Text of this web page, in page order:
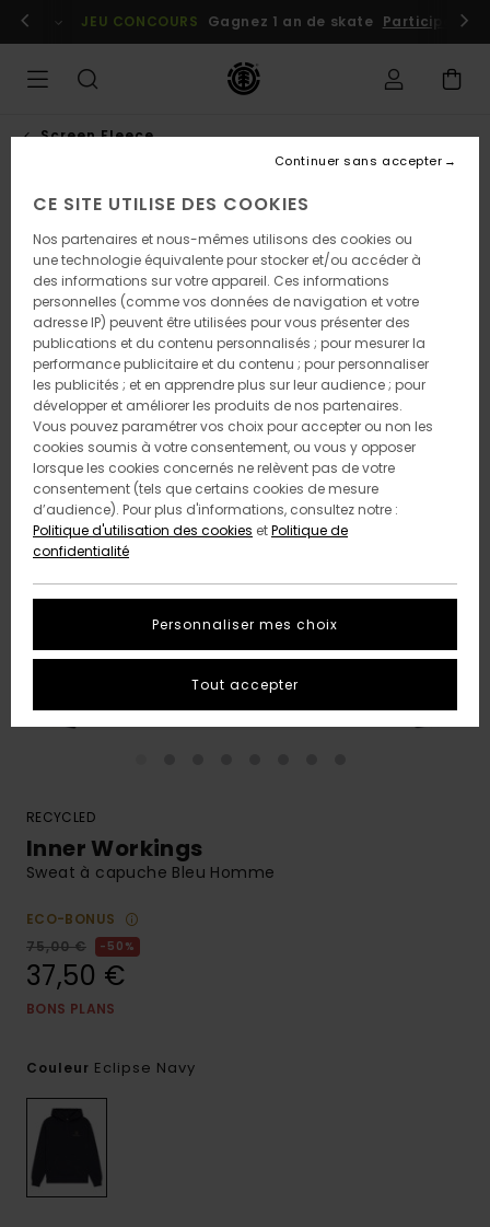
l'information
Se connecter / s'inscrire
JEU CONCOURS Gagnez 1 an de skate Participez
Screen Fleece
RECYCLED
Inner Workings
Sweat à capuche Bleu Homme
ECO-BONUS
75,00 €
50%
37,50 €
BONS PLANS
Couleur Eclipse Navy
CE SITE UTILISE DES COOKIES
Nos partenaires et nous-mêmes utilisons des cookies ou
une technologie équivalente pour stocker et/ou accéder à
des informations sur votre appareil. Ces informations
personnelles (comme vos données de navigation et votre
adresse IP) peuvent être utilisées pour vous présenter des
publications et du contenu personnalisés ; pour mesurer la
performance publicitaire et du contenu ; pour personnaliser
les publicités ; et en apprendre plus sur leur audience ; pour
développer et améliorer les produits de nos partenaires.
Vous pouvez paramétrer vos choix pour accepter ou non les
cookies soumis à votre consentement, ou vous y opposer
lorsque les cookies concernés ne relèvent pas de votre
consentement (tels que certains cookies de mesure
d’audience). Pour plus d'informations, consultez notre :
Politique d'utilisation des cookies etPolitique de
confidentialité
Personnaliser mes choix
Continuer sans accepter
Tout accepter